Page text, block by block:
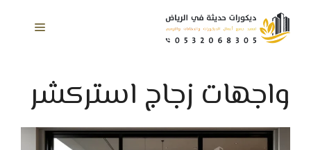
المحتوى
القائمة
واجهات زجاج استركشر